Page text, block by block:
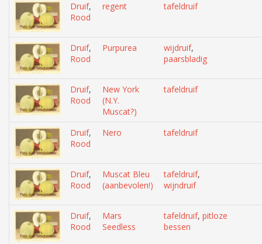
Druif,
Rood
regent tafeldruif
Druif,
Rood
Purpurea wijdruif,
paarsbladig
Druif,
Rood
New York
(N.Y.
Muscat?)
tafeldruif
Druif,
Rood
Nero tafeldruif
Druif,
Rood
Muscat Bleu
(aanbevolen!)
tafeldruif,
wijndruif
Druif,
Rood
Mars
Seedless
tafeldruif, pitloze
bessen